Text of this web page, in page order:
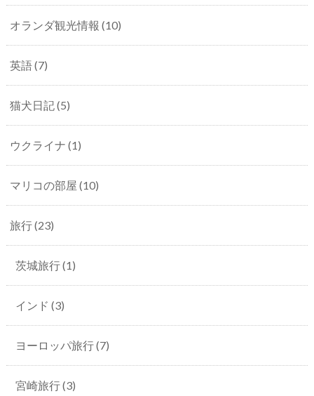
オランダ観光情報 (10)
英語(7)
猫犬日記(5)
ウクライナ (1)
マリコの部屋 (10)
旅行(23)
茨城旅行(1)
インド (3)
ヨーロッパ旅行(7)
宮崎旅行(3)